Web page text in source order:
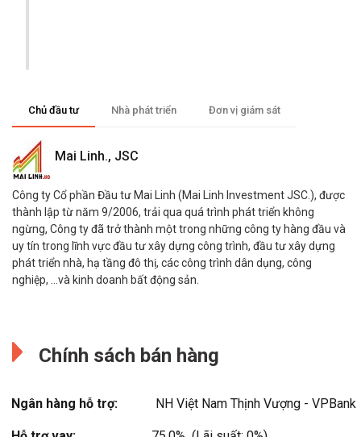
Chủ đầu tư Nhà phát triển Đơn vị giám sát
Mai Linh., JSC
Công ty Cổ phần Đầu tư Mai Linh (Mai Linh Investment JSC.), được
thành lập từ năm 9/2006, trải qua quá trình phát triển không
ngừng, Công ty đã trở thành một trong những công ty hàng đầu và
uy tín trong lĩnh vực đầu tư xây dựng công trình, đầu tư xây dựng
phát triển nhà, hạ tầng đô thị, các công trình dân dụng, công
nghiệp, …và kinh doanh bất động sản.
Công ty Cổ Phần Tập đoàn MIKGroup Việt Nam (viết tắt là
MIKGroup) hoạt động chuyên sâu trong lĩnh vực Đầu tư, Kinh doanh
từng bước ghi dấu trên thị trường Hà Nội, Tp.Hồ Chí Minh và Phú
Chính sách bán hàng
Ngân hàng hỗ trợ: NH Việt Nam Thịnh Vượng - VPBank